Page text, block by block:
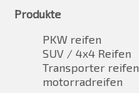
Produkte
PKW reifen
SUV / 4x4 Reifen
Transporter reifen
motorradreifen